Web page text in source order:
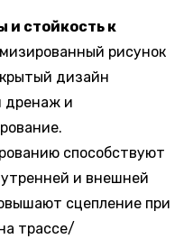
и стойкость к
рисунок
дизайн
дренаж и
способствуют
и внешней
сцепление при
трассе/